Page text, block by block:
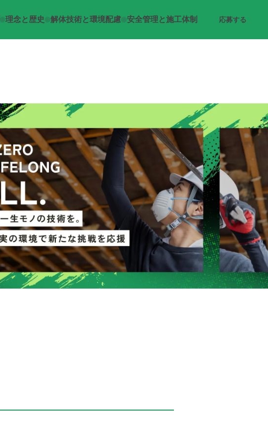
理念と歴史 解体技術と環境配慮 安全管理と施工体制 応募する